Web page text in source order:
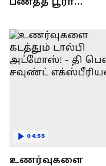
எப்படினு
தெரிஞ்சுக்கணுமா?
உணர்வுகளை
04:55